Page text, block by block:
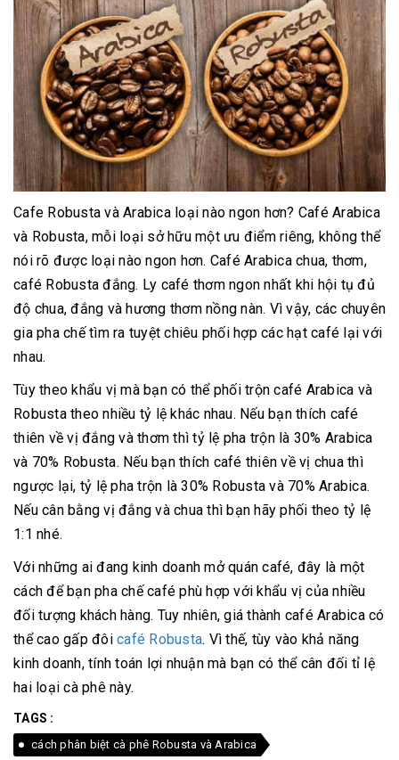
Cafe Robusta và Arabica loại nào ngon hơn? Café Arabica
và Robusta, mỗi loại sở hữu một ưu điểm riêng, không thể
nói rõ được loại nào ngon hơn. Café Arabica chua, thơm,
café Robusta đắng. Ly café thơm ngon nhất khi hội tụ đủ
độ chua, đắng và hương thơm nồng nàn. Vì vậy, các chuyên
gia pha chế tìm ra tuyệt chiêu phối hợp các hạt café lại với
nhau.
Tùy theo khẩu vị mà bạn có thể phối trộn café Arabica và
Robusta theo nhiều tỷ lệ khác nhau. Nếu bạn thích café
thiên về vị đắng và thơm thì tỷ lệ pha trộn là 30% Arabica
và 70% Robusta. Nếu bạn thích café thiên về vị chua thì
ngược lại, tỷ lệ pha trộn là 30% Robusta và 70% Arabica.
Nếu cân bằng vị đắng và chua thì bạn hãy phối theo tỷ lệ
1:1 nhé.
Với những ai đang kinh doanh mở quán café, đây là một
cách để bạn pha chế café phù hợp với khẩu vị của nhiều
đối tượng khách hàng. Tuy nhiên, giá thành café Arabica có
thể cao gấp đôi café Robusta. Vì thế, tùy vào khả năng
kinh doanh, tính toán lợi nhuận mà bạn có thể cân đối tỉ lệ
hai loại cà phê này.
TAGS :
cách phân biệt cà phê Robusta và Arabica